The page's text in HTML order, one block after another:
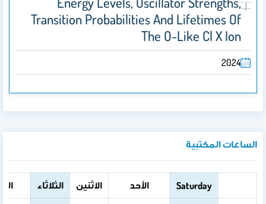
Transition Probabilities And Lifetimes Of
The O-Like Cl X Ion
2024
الساعات المكتبية
Saturday الأحد الاثنين الثلاثاء